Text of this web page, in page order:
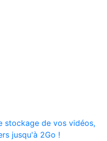
stockage de vos vidéos,
jusqu'à 2Go !